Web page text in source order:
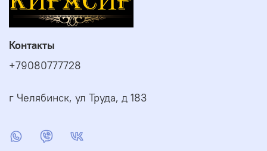
Контакты
+79080777728
г Челябинск, ул Труда, д 183